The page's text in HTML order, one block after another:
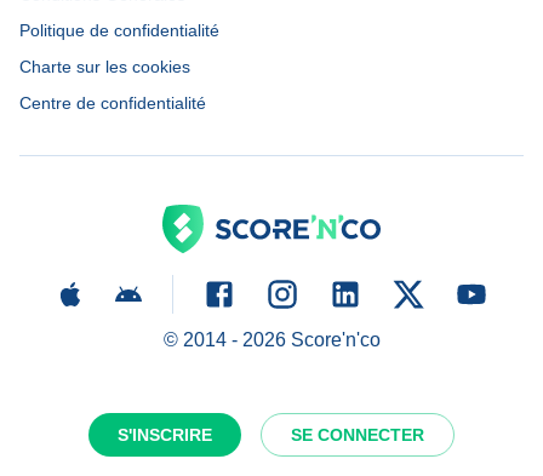
S'INSCRIRE SE CONNECTER
Politique de confidentialité
Charte sur les cookies
Centre de confidentialité
© 2014 - 2026Score'n'co